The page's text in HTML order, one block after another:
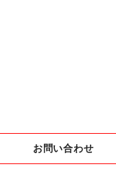
お問い合わせ